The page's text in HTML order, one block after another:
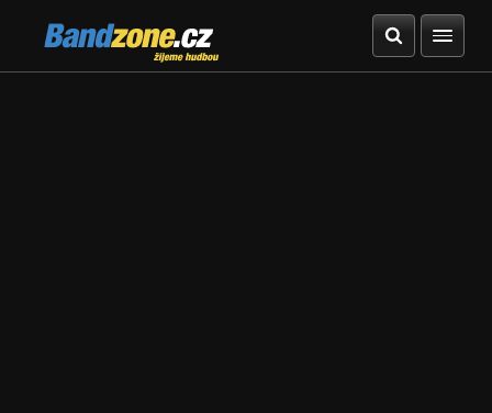
Bandzone.cz
žijeme hudbou